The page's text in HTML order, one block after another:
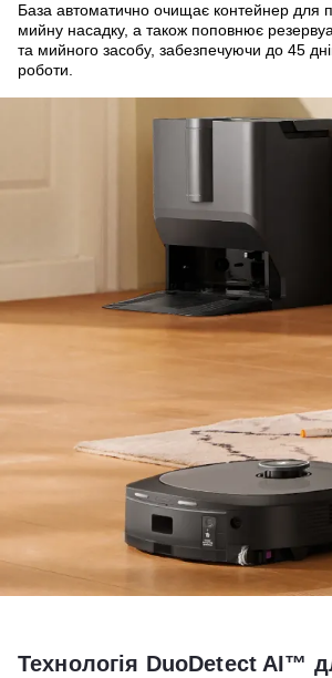
База автоматично очищає контейнер для
мийну насадку, а також поповнює
та мийного засобу, забезпечуючи до 45
роботи.
Технологія DuoDetect AI™